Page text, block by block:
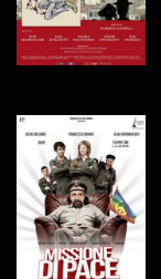
VAI ALLA SCHEDA